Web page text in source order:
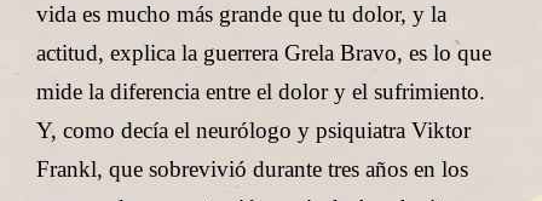
vida es mucho más grande que tu dolor, y la
actitud, explica la guerrera Grela Bravo, es lo que
mide la diferencia entre el dolor y el sufrimiento.
Y, como decía el neurólogo y psiquiatra Viktor
Frankl, que sobrevivió durante tres años en los